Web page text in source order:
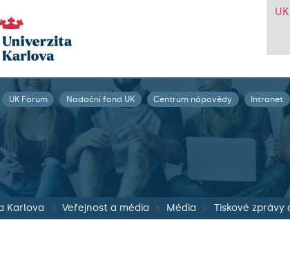
UK
UK Forum Nadační fond UK Centrum nápovědy Intranet
Karlova Veřejnost a média Média